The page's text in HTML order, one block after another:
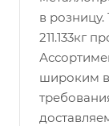
в
211.133кг
широким